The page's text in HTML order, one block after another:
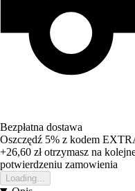
Bezpłatna dostawa
Oszczędź 5% z kodem
+26,60 złotrzymasz na
potwierdzeniu zamowienia
Loading...